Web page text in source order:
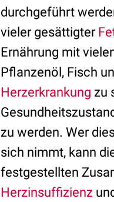
durchgeführt
vieler gesättigter
Ernährung mit
Pflanzenöl, Fisch
Herzerkrankung zu
zu werden. Wer
sich nimmt, kann
festgestellten
Herzinsuffizienz